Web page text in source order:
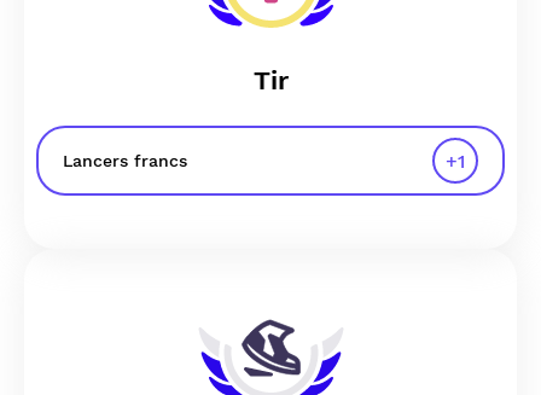
Tir
Lancers francs +1